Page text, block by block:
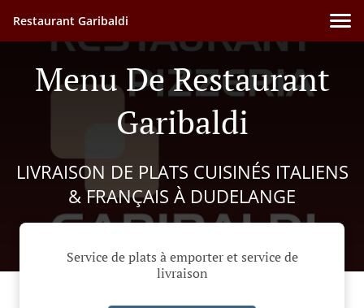
Restaurant Garibaldi
Menu De Restaurant
Garibaldi
LIVRAISON DE PLATS CUISINÉS ITALIENS
& FRANÇAIS À DUDELANGE
Service de plats à emporter et service de
livraison